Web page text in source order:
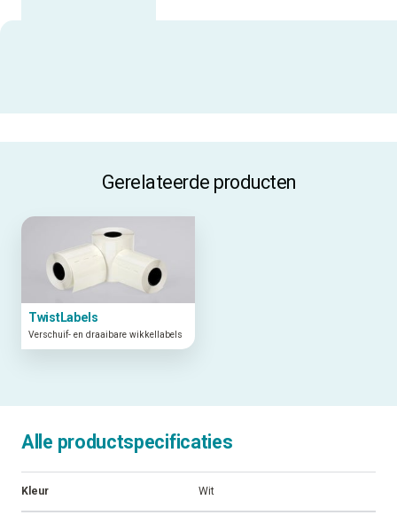
Gerelateerde producten
TwistLabels
Verschuif- en draaibare wikkellabels
Alle productspecificaties
Kleur Wit